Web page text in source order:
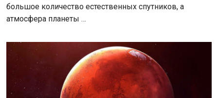
большое количество естественных спутников, а
атмосфера планеты …